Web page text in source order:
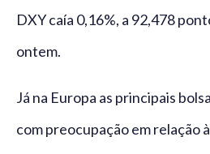
DXY caía 0,16%, a 92,478
ontem.
Já na Europa as principais
com preocupação em relação